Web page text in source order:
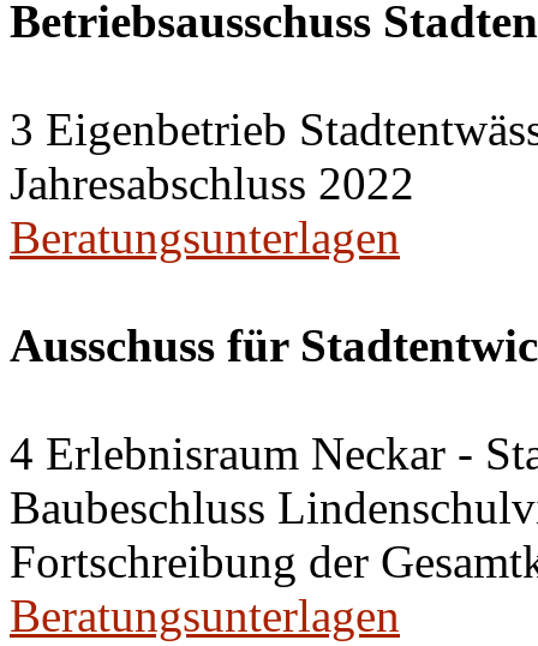
Betriebsausschuss
3 Eigenbetrieb
Jahresabschluss 2022
Beratungsunterlagen
Ausschuss für
4 Erlebnisraum Neckar -
Baubeschluss
Fortschreibung der
Beratungsunterlagen